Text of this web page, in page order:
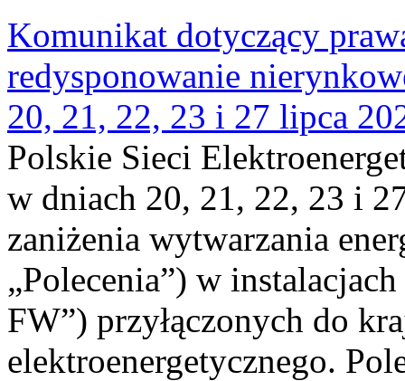
Komunikat dotyczący
redysponowanie
20, 21, 22, 23 i 27 lipca
Polskie Sieci
w dniach 20, 21, 22, 23 i
zaniżenia wytwarzania
„Polecenia”) w
FW”) przyłączonych do
elektroenergetycznego.